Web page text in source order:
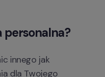
personalna?
innego jak
dla Twojego